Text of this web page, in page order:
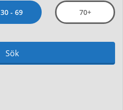
30 - 69 70+
Sök